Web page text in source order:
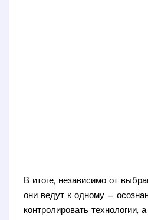
В итоге, независимо от
они ведут к одному —
контролировать технологии,